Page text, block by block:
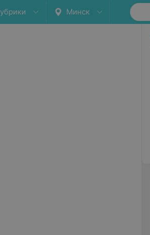
Минск